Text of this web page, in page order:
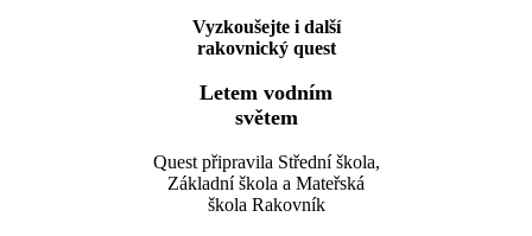
Vyzkoušejte i další
rakovnický quest
Letem vodním
světem
Quest připravila Střední škola,
Základní škola a Mateřská
škola Rakovník